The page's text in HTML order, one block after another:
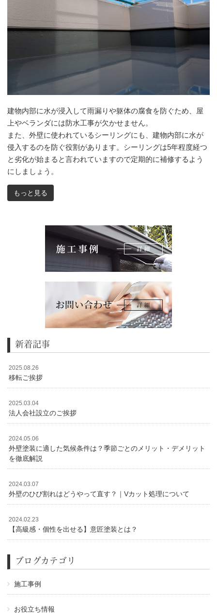
建物内部に水が浸入して雨漏りや躯体の腐食を防ぐため、屋
上やベランダには防水工事が欠かせません。
また、外壁に使われているシーリングにも、建物内部に水が
侵入するのを防ぐ役割があります。シーリングは5年程度経つ
と劣化が始まると言われていますので定期的に補修するよう
にしましょう。
もっと見る
新着記事
2025.08.26
移転ご挨拶
2025.03.04
法人会社設立のご挨拶
2024.05.06
外壁塗装に適した気候条件は？季節ごとのメリット・デメリット
を徹底解説
2024.03.07
外壁のひび割れはどうやって直す？｜Vカット処理について
2024.02.23
【高級感・個性を出せる】意匠塗装とは？
ブログカテゴリ
施工事例
お役立ち情報